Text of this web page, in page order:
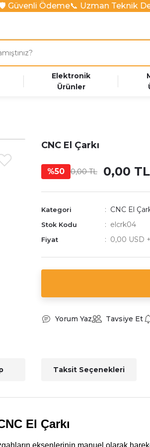
Ödeme📞 Uzman Teknik
Elektronik
Ürünler
CNC El Çarkı
%50 0,00 TL 0,00 TL
Kategori CNC El
Stok Kodu elcrk04
Fiyat 0,00 USD
Yorum Yaz Tavsiye Et
Taksit Seçenekleri
El Çarkı
eksenlerinin manuel olarak